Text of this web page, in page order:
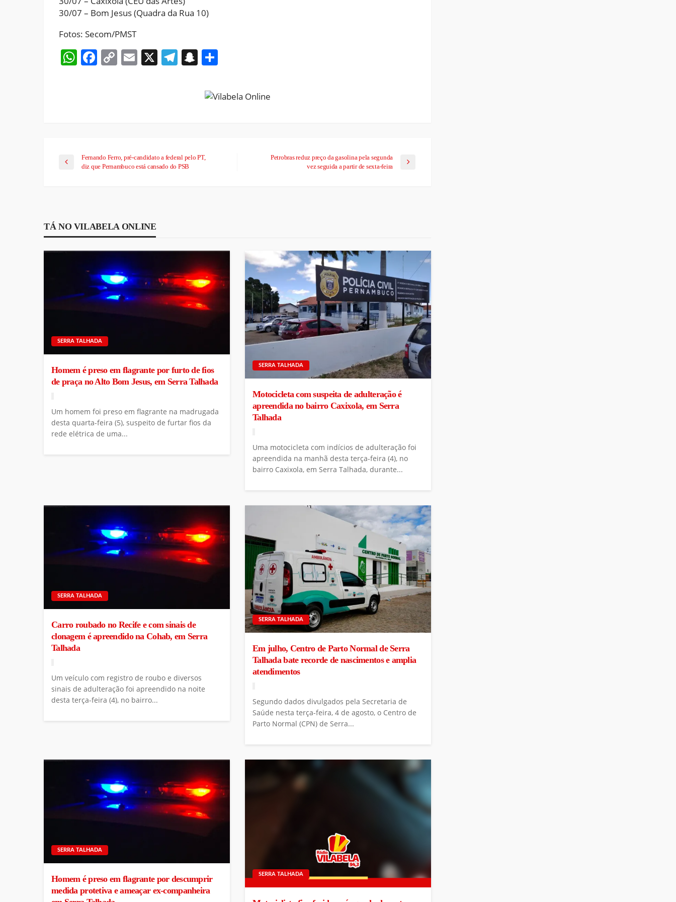
30/07 – Bom Jesus (Quadra da Rua 10)
Fotos: Secom/PMST
WhatsApp
Facebook
CopyEmail
X Telegram
Snapchat
Fernando Ferro, pré-candidato a federal pelo PT,
diz que Pernambuco está cansado do PSB
Petrobras reduz preço da gasolina pela segunda
vez seguida a partir de sexta-feira
TÁ NO VILABELA ONLINE
SERRA TALHADA
Homem é preso em flagrante por furto de fios
de praça no Alto Bom Jesus, em Serra Talhada
Um homem foi preso em flagrante na madrugada
desta quarta-feira (5), suspeito de furtar fios da
rede elétrica de uma...
SERRA TALHADA
Motocicleta com suspeita de adulteração é
apreendida no bairro Caxixola, em Serra
Talhada
Uma motocicleta com indícios de adulteração foi
apreendida na manhã desta terça-feira (4), no
bairro Caxixola, em Serra Talhada, durante...
SERRA TALHADA
Carro roubado no Recife e com sinais de
clonagem é apreendido na Cohab, em Serra
Talhada
Um veículo com registro de roubo e diversos
sinais de adulteração foi apreendido na noite
desta terça-feira (4), no bairro...
SERRA TALHADA
Em julho, Centro de Parto Normal de Serra
Talhada bate recorde de nascimentos e amplia
atendimentos
Segundo dados divulgados pela Secretaria de
Saúde nesta terça-feira, 4 de agosto, o Centro de
Parto Normal (CPN) de Serra...
SERRA TALHADA
Homem é preso em flagrante por descumprir
medida protetiva e ameaçar ex-companheira
SERRA TALHADA